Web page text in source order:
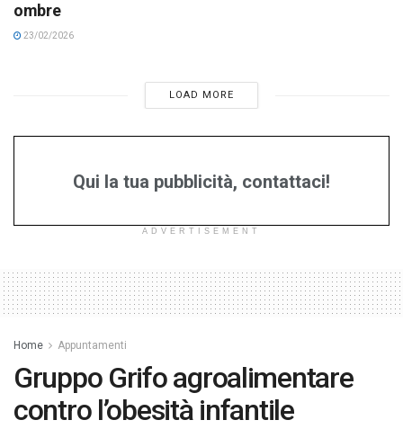
ombre
23/02/2026
LOAD MORE
Qui la tua pubblicità, contattaci!
ADVERTISEMENT
Home Appuntamenti
Gruppo Grifo agroalimentare
contro l’obesità infantile